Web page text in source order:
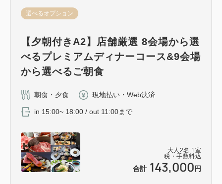
大人 2名 1室
税・手数料込
合計 143,000 円
選べるオプション
【夕朝付きA2】店舗厳選 8会場から選
べるプレミアムディナーコース&9会場
から選べるご朝食
朝食・夕食 現地払い・Web決済
in 15:00~ 18:00 / out 11:00まで